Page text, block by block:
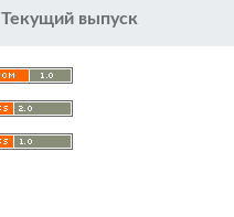
Текущий выпуск